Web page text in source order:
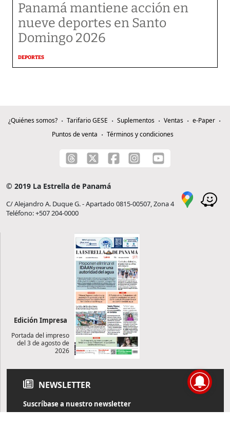
Panamá mantiene acción en
nueve deportes en Santo
Domingo 2026
DEPORTES
¿Quiénes somos? Tarifario GESE Suplementos Ventas
e-Paper
Puntos de venta
Términos y condiciones
© 2019 La Estrella de Panamá
C/ Alejandro A. Duque G. - Apartado 0815-00507, Zona 4
Teléfono: +507 204-0000
Edición Impresa
Portada del impreso
del 3 de agosto de
2026
NEWSLETTER
Suscríbase a nuestro newsletter
Reciba diariamente información de actualidad directamente en